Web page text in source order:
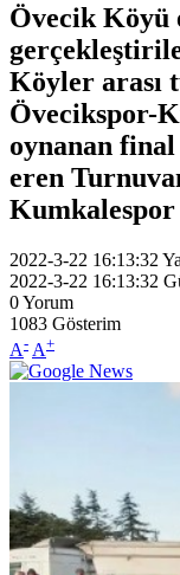
Övecik Köyü
Köyler arası
Övecikspor-
oynanan final
eren
Kumkalespor
2022-3-22 16:13:32
2022-3-22 16:13:32
0Yorum
1083 Gösterim
A- A+